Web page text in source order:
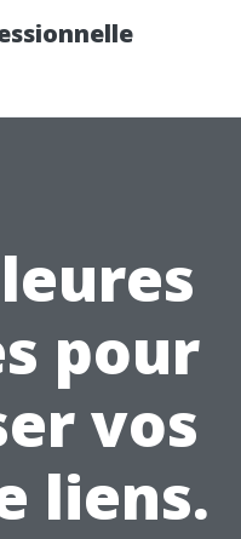
pour
vos
liens.